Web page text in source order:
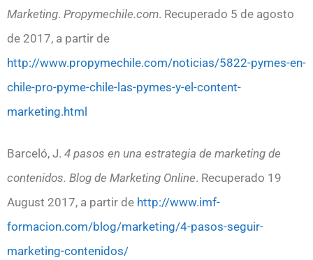
Marketing. Propymechile.com. Recuperado 5 de agosto
de 2017, a partir de
http://www.propymechile.com/noticias/5822-pymes-en-
chile-pro-pyme-chile-las-pymes-y-el-content-
marketing.html
Barceló, J. 4 pasos en una estrategia de marketing de
contenidos. Blog de Marketing Online. Recuperado 19
August 2017, a partir de http://www.imf-
formacion.com/blog/marketing/4-pasos-seguir-
marketing-contenidos/